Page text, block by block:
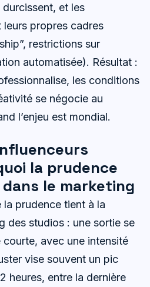
et les
propres cadres
restrictions sur
automatisée). Résultat :
les conditions
se négocie au
l’enjeu est mondial.
la prudence
le marketing
la prudence tient à la
des studios : une sortie se
avec une intensité
vise souvent un pic
heures, entre la dernière